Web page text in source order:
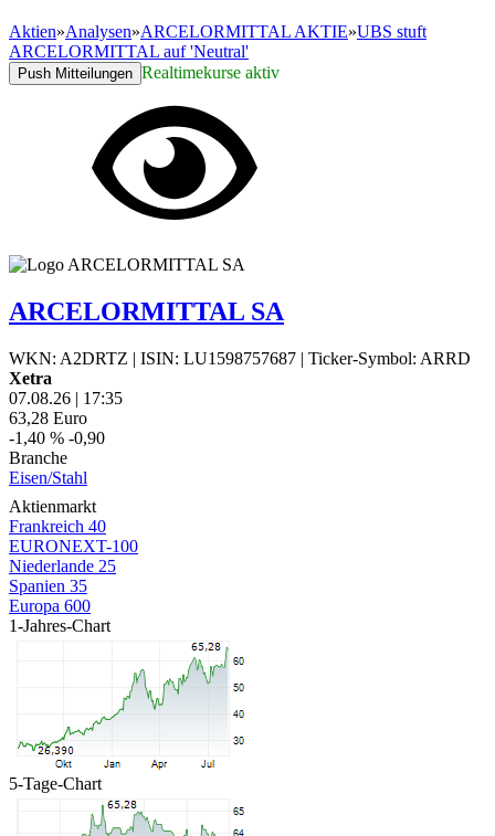
Aktien»Analysen»ARCELORMITTAL AKTIE»UBS stuft
ARCELORMITTAL auf 'Neutral'
Push Mitteilungen Realtimekurse aktiv
ARCELORMITTAL SA
WKN: A2DRTZ | ISIN: LU1598757687 | Ticker-Symbol: ARRD
Xetra
07.08.26 | 17:35
63,28 Euro
-1,40 % -0,90
Branche
Eisen/Stahl
Aktienmarkt
Frankreich 40
EURONEXT-100
Niederlande 25
Spanien 35
Europa 600
1-Jahres-Chart
5-Tage-Chart